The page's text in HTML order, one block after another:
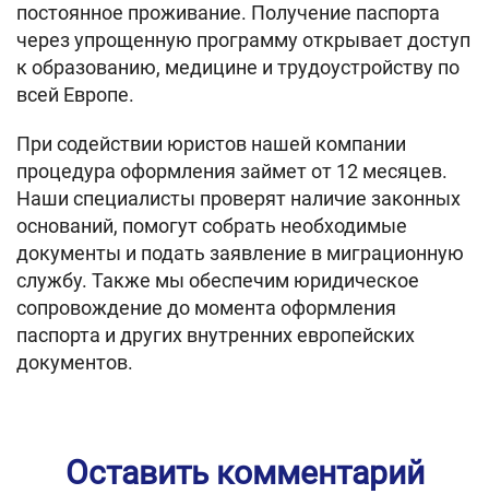
постоянное проживание. Получение паспорта
через упрощенную программу открывает доступ
к образованию, медицине и трудоустройству по
всей Европе.
При содействии юристов нашей компании
процедура оформления займет от 12 месяцев.
Наши специалисты проверят наличие законных
оснований, помогут собрать необходимые
документы и подать заявление в миграционную
службу. Также мы обеспечим юридическое
сопровождение до момента оформления
паспорта и других внутренних европейских
документов.
Оставить комментарий